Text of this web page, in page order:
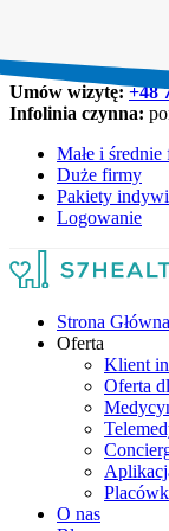
Umów wizytę:+48
Infolinia czynna:
Małe i
Duże firmy
Pakiety
Logowanie
Strona Główna
Oferta
Klient
Oferta
O nas